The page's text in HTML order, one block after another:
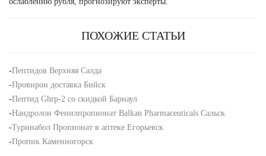
ПОХОЖИЕ СТАТЬИ
-Пептидов Верхняя Салда
-Провирон доставка Бийск
-Пептид Ghrp-2 со скидкой Барнаул
-Нандролон Фенилпропионат Balkan Pharmaceuticals Сальск
-Туринабол Пропионат в аптеке Егорьевск
-Пропик Каменногорск